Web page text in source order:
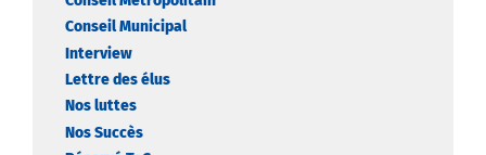
Conseil Municipal
Interview
Lettre des élus
Nos luttes
Nos Succès